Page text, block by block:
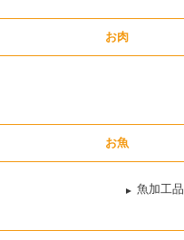
お肉
お魚
魚加工品